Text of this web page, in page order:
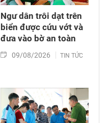
Ngư dân trôi dạt trên
biển được cứu vớt và
đưa vào bờ an toàn
09/08/2026 TIN TỨC